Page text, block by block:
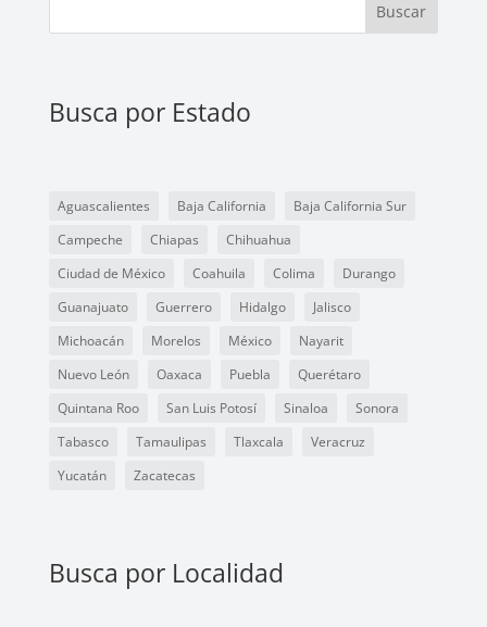
Buscar
Busca por Estado
Aguascalientes Baja California
Baja California Sur
Campeche
Chiapas
Chihuahua
Ciudad de México
Coahuila Colima
Durango
Guanajuato
Guerrero Hidalgo
Jalisco
Michoacán
Morelos México
Nayarit
Nuevo León
Oaxaca Puebla
Querétaro
Quintana Roo
San Luis Potosí Sinaloa
Sonora
Tabasco
Tamaulipas Tlaxcala
Veracruz
Yucatán
Zacatecas
Busca por Localidad